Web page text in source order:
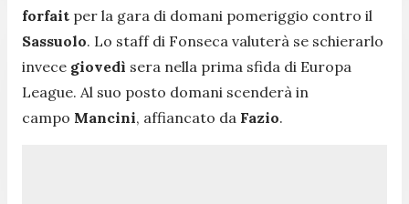
forfait per la gara di domani pomeriggio contro il
Sassuolo. Lo staff di Fonseca valuterà se schierarlo
invece giovedì sera nella prima sfida di Europa
League. Al suo posto domani scenderà in
campo Mancini, affiancato da Fazio.